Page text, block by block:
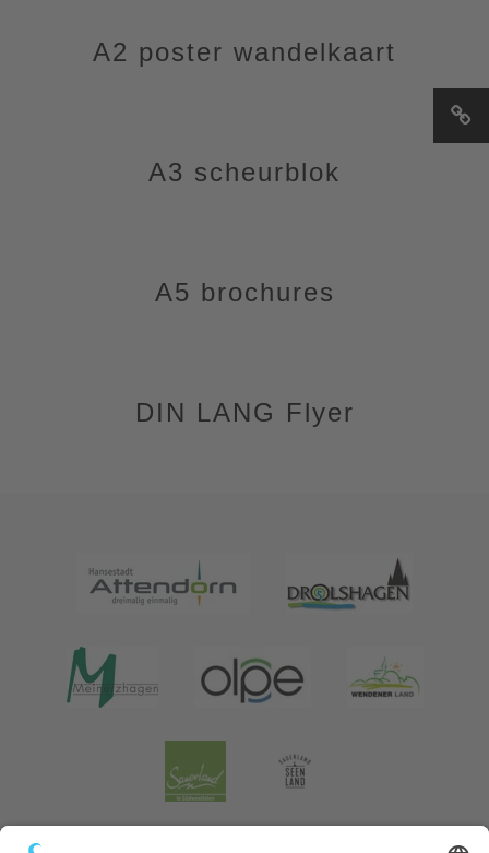
A2 poster wandelkaart
A3 scheurblok
A5 brochures
DIN LANG Flyer